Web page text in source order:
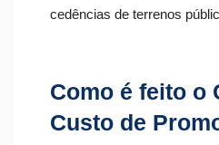
cedências de terrenos
Como é feito o
Custo de